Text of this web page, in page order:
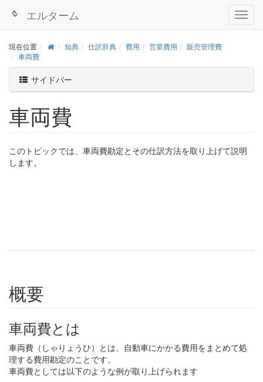
エルターム
現在位置 知典 仕訳辞典 費用 営業費用
販売管理費
車両費
サイドバー
車両費
このトピックでは、車両費勘定とその仕訳方法を取り上げて説明
します。
概要
車両費とは
車両費（しゃりょうひ）とは、自動車にかかる費用をまとめて処
理する費用勘定のことです。
車両費としては以下のような例が取り上げられます